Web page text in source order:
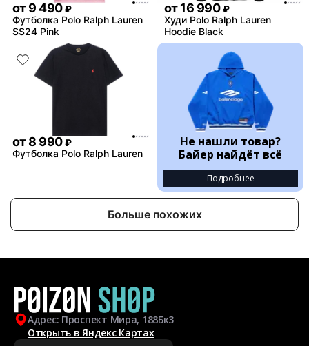
от9 490 ₽
Футболка Polo Ralph Lauren
SS24 Pink
от16 990 ₽
Худи Polo Ralph Lauren
Hoodie Black
от8 990 ₽
Футболка Polo Ralph Lauren
Не нашли товар?
Байер найдёт всё
Подробнее
Больше похожих
Адрес: Проспект Мира, 188Бк3
Открыть в Яндекс Картах